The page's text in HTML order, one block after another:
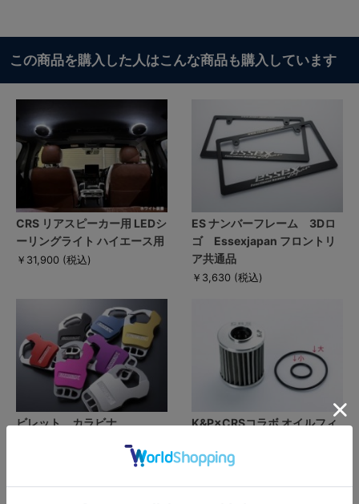
この商品を購入した人はこんな商品も購入しています
CRS リアスピーカー用 LEDシ
ーリングライト ハイエース用
￥31,900 (税込)
ES ナンバーフレーム 3Dロ
ゴ Essexjapan フロントリ
ア共通品
￥3,630 (税込)
ビレット カラビナ
K&P×CRSコラボ オイルフィ
TRH/GDH用